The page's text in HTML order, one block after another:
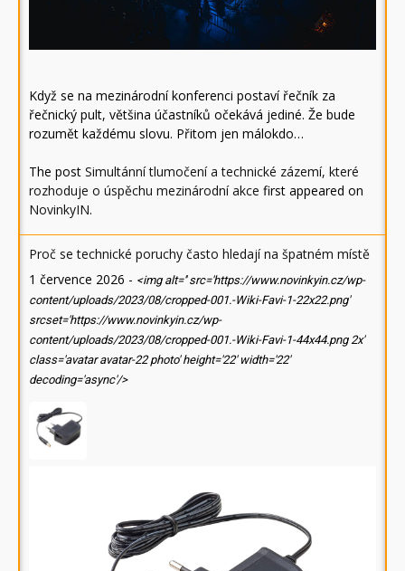
Když se na mezinárodní konferenci postaví řečník za
řečnický pult, většina účastníků očekává jediné. Že bude
rozumět každému slovu. Přitom jen málokdo…
The post Simultánní tlumočení a technické zázemí, které
rozhoduje o úspěchu mezinárodní akce first appeared on
NovinkyIN.
Proč se technické poruchy často hledají na špatném místě
1 července 2026 - <img alt='' src='https://www.novinkyin.cz/wp-
content/uploads/2023/08/cropped-001.-Wiki-Favi-1-22x22.png'
srcset='https://www.novinkyin.cz/wp-
content/uploads/2023/08/cropped-001.-Wiki-Favi-1-44x44.png 2x'
class='avatar avatar-22 photo' height='22' width='22'
decoding='async'/>